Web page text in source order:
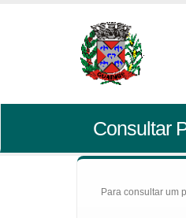
Consultar
Para consultar um